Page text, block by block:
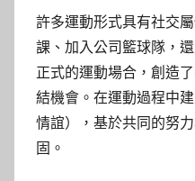
許多運動形式具有社交
課、加入公司籃球隊，
正式的運動場合，創造
結機會。在運動過程中
情誼），基於共同的努
固。